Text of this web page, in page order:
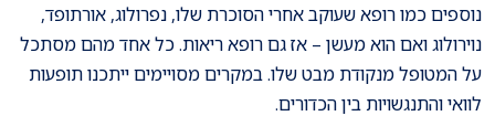
נוספים כמו רופא שעוקב אחרי הסוכרת שלו, נפרולוג, אורתופד,
נוירולוג ואם הוא מעשן – אז גם רופא ריאות. כל אחד מהם מסתכל
על המטופל מנקודת מבט שלו. במקרים מסויימים ייתכנו תופעות
לוואי והתנגשויות בין הכדורים.